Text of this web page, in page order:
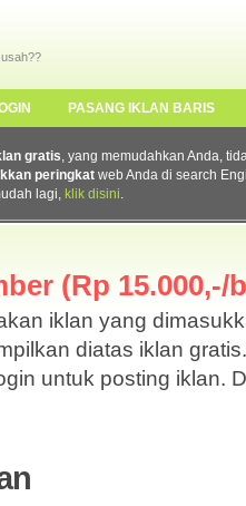
PASANG IKLAN BARIS
gratis, yang memudahkan Anda,
peringkat web Anda di search
lagi, klik disini.
(Rp 15.000,-/
iklan yang
diatas iklan
untuk posting iklan.